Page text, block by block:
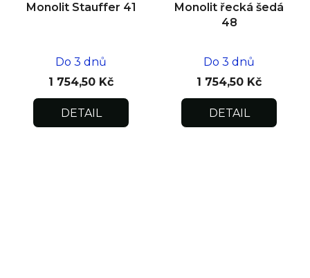
Monolit Stauffer 41
Do 3 dnů
1 754,50 Kč
DETAIL
Monolit řecká šedá
48
Do 3 dnů
1 754,50 Kč
DETAIL